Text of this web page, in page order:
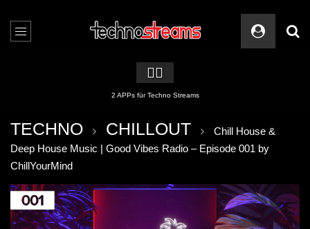
🏳️‍🌈
2 APPs für Techno Streams
TECHNO CHILLOUT
Chill House &
Deep House Music | Good Vibes Radio – Episode 001 by
ChillYourMind